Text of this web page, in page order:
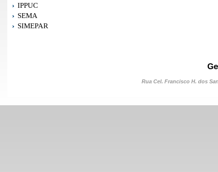
IPPUC
SEMA
SIMEPAR
Rua Cel. Francisco H. dos